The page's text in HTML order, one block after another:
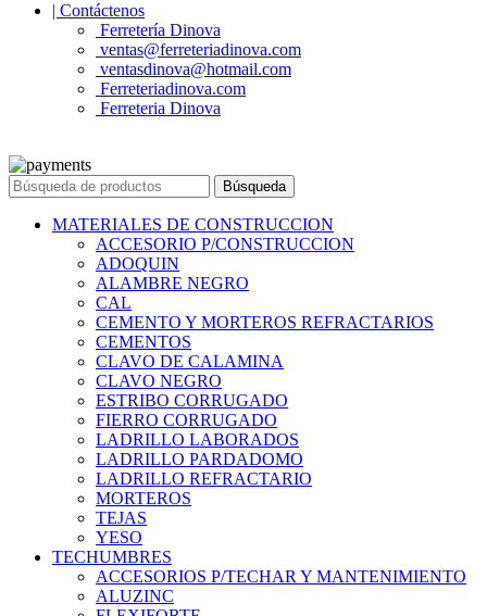
| Contáctenos
Ferretería Dinova
ventas@ferreteriadinova.com
ventasdinova@hotmail.com
Ferreteriadinova.com
Ferreteria Dinova
Búsqueda
MATERIALES DE CONSTRUCCION
ACCESORIO P/CONSTRUCCION
ADOQUIN
ALAMBRE NEGRO
CAL
CEMENTO Y MORTEROS REFRACTARIOS
CEMENTOS
CLAVO DE CALAMINA
CLAVO NEGRO
ESTRIBO CORRUGADO
FIERRO CORRUGADO
LADRILLO LABORADOS
LADRILLO PARDADOMO
LADRILLO REFRACTARIO
MORTEROS
TEJAS
YESO
TECHUMBRES
ACCESORIOS P/TECHAR Y MANTENIMIENTO
ALUZINC